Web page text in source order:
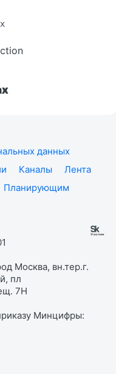
данных
Каналы
Лента
Планирующим
Москва, вн.тер.г.
пл
7Н
Минцифры: